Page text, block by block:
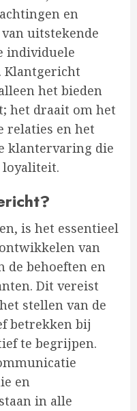
en
uitstekende
individuele
Klantgericht
het bieden
het draait om het
relaties en het
klantervaring die
is het essentieel
van
de behoeften en
Dit vereist
stellen van de
betrekken bij
te begrijpen.
en
in alle